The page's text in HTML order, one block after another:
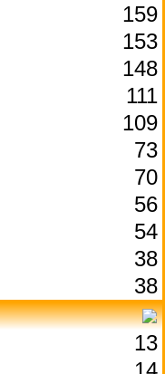
159
153
148
111
109
73
70
56
54
38
38
13